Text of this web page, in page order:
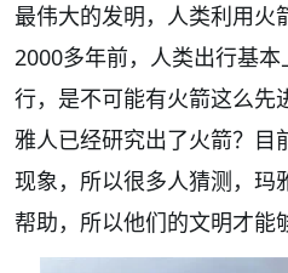
最伟大的发明，人类利用火
2000多年前，人类出行基
行，是不可能有火箭这么先
雅人已经研究出了火箭？目
现象，所以很多人猜测，玛
帮助，所以他们的文明才能